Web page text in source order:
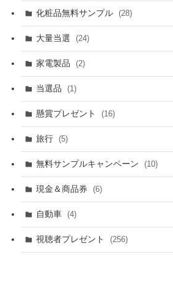
化粧品無料サンプル (28)
大量当選 (24)
家電製品 (2)
当選品 (1)
懸賞プレゼント (16)
旅行 (5)
無料サンプルキャンペーン (10)
現金＆商品券 (6)
自動車 (4)
視聴者プレゼント (256)